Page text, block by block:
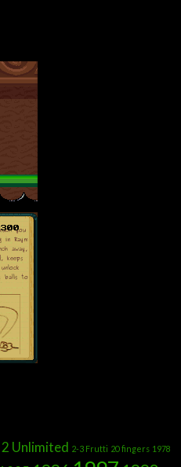
2 Unlimited 2-3 Frutti 20 fingers 1978